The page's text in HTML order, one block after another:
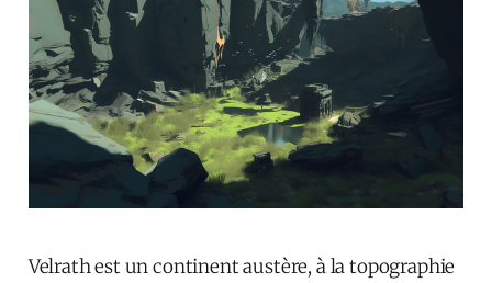
Velrath est un continent austère, à la topographie